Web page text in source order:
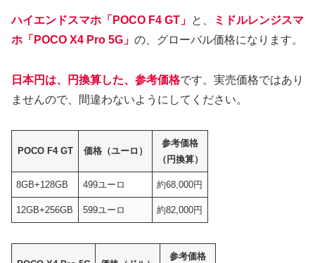
ハイエンドスマホ「POCO F4 GT」 と、
ミドルレンジスマ
ホ「POCO X4 Pro 5G」 の、グローバル価格になります。
日本円は、円換算した、参考価格です。実売価格ではあり
ませんので、間違わないようにしてください。
POCO F4 GT 価格（ユーロ）
参考価格
（円換算）
8GB+128GB 499ユーロ 約68,000円
12GB+256GB 599ユーロ 約82,000円
参考価格